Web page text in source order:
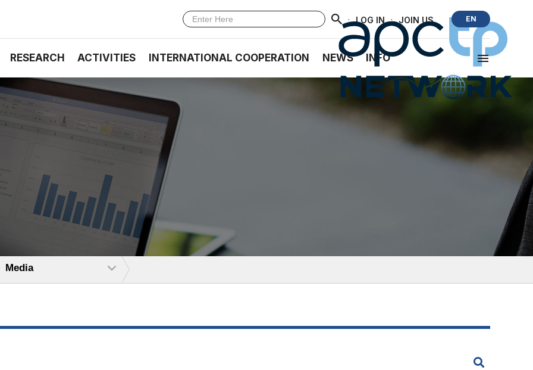
· LOG IN · JOIN US EN
RESEARCH ACTIVITIES INTERNATIONAL COOPERATION NEWS INFO
Media